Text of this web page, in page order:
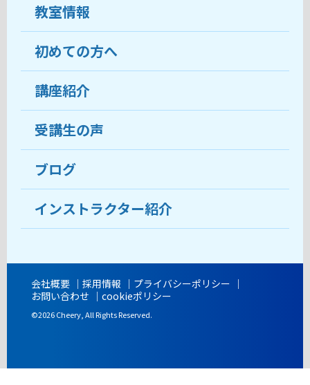
教室情報
教室について
受講生の声
おすすめ・人気の講座
目的から講座を探す
教室ブログ
開講時間
初めての方へ
ココがおすすめ
料金
受講までの流れ
よくあるご質問
講座紹介
受講生の声
ブログ
インストラクター紹介
会社概要 採用情報
プライバシーポリシー
お問い合わせ
cookieポリシー
©2026 Cheery, All Rights Reserved.